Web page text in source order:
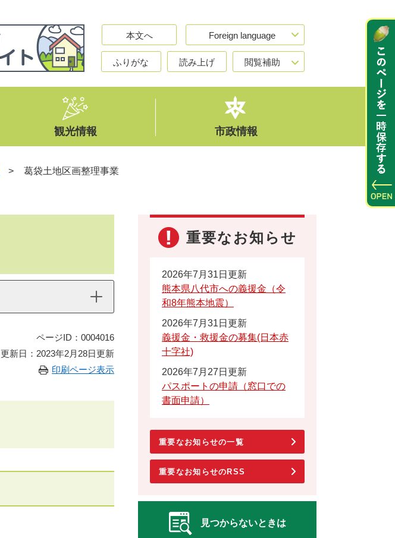
本文へ Foreign language
ふりがな 読み上げ 閲覧補助
観光情報 市政情報
> 葛袋土地区画整理事業
ページID：0004016
更新日：2023年2月28日更新
印刷ページ表示
重要なお知らせ
2026年7月31日更新
熊本県八代市への義援金（令
和8年熊本地震）
2026年7月31日更新
義援金・救援金の募集(日本赤
十字社)
2026年7月27日更新
パスポートの申請（窓口での
書面申請）
重要なお知らせの一覧
重要なお知らせのRSS
見つからないときは